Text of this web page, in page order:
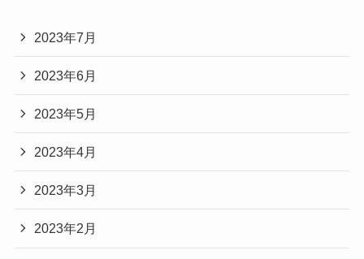
2023年7月
2023年6月
2023年5月
2023年4月
2023年3月
2023年2月